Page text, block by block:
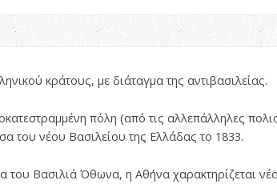
κράτους, με διάταγμα της αντιβασιλείας.
πόλη (από τις αλλεπάλληλες
του νέου Βασιλείου της Ελλάδας το 1833.
του Βασιλιά Όθωνα, η Αθήνα χαρακτηρίζεται